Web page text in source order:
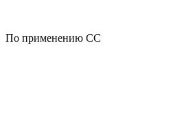
По применению CC